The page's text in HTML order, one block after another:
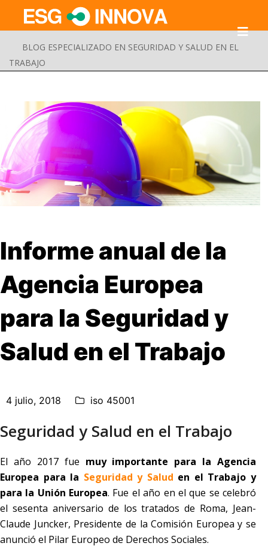
BLOG ESPECIALIZADO EN SEGURIDAD Y SALUD EN EL
TRABAJO
Buscar
Informe anual de la
Agencia Europea
para la Seguridad y
Salud en el Trabajo
4 julio, 2018 iso 45001
Seguridad y Salud en el Trabajo
El año 2017 fue muy importante para la Agencia
Europea para la Seguridad y Salud en el Trabajo y
para la Unión Europea. Fue el año en el que se celebró
el sesenta aniversario de los tratados de Roma, Jean-
Claude Juncker, Presidente de la Comisión Europea y se
anunció el Pilar Europeo de Derechos Sociales.